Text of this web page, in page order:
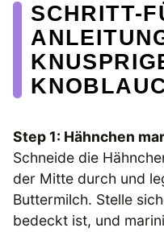
SCHRITT-
Step 1: Hähnchen
Schneide die
der Mitte durch und
Buttermilch. Stelle
bedeckt ist, und